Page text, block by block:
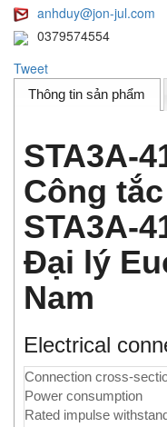
anhduy@jon-jul.com
0379574554
Tweet
Thông tin sản phẩm
STA3A-
Công
STA3A-
Đại lý
Nam
Electrical
Connection cross-
Power consumption
Rated impulse